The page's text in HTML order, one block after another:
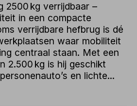
2500 kg verrijdbaar –
in een compacte
verrijdbare hefbrug is dé
waar mobiliteit
centraal staan. Met een
2.500 kg is hij geschikt
en lichte...